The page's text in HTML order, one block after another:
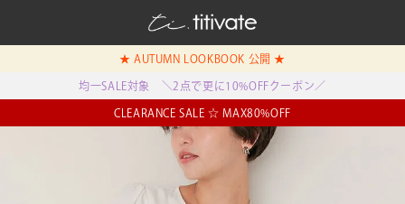
★ AUTUMN LOOKBOOK 公開 ★
均一SALE対象 ＼2点で更に10%OFFクーポン／
CLEARANCE SALE ☆ MAX80%OFF